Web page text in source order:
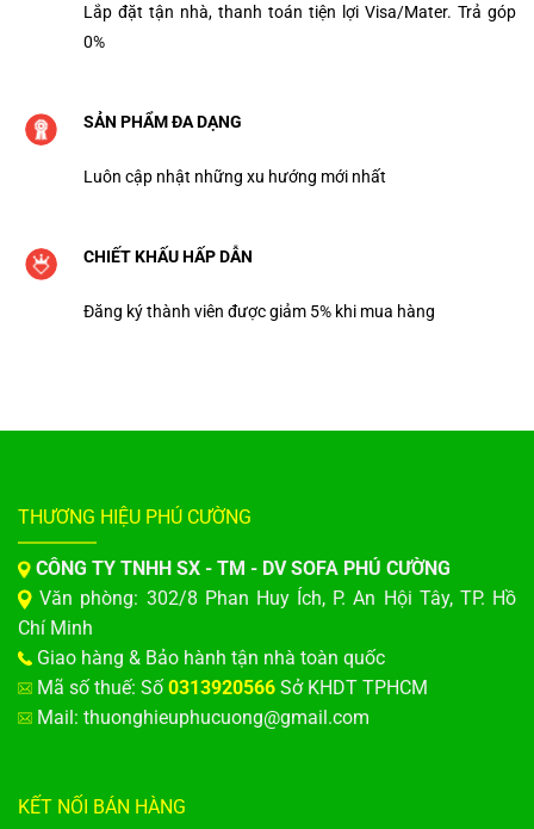
Lắp đặt tận nhà, thanh toán tiện lợi Visa/Mater. Trả góp
0%
SẢN PHẨM ĐA DẠNG
Luôn cập nhật những xu hướng mới nhất
CHIẾT KHẤU HẤP DẪN
Đăng ký thành viên được giảm 5% khi mua hàng
THƯƠNG HIỆU PHÚ CƯỜNG
CÔNG TY TNHH SX - TM - DV SOFA PHÚ CƯỜNG
Văn phòng: 302/8 Phan Huy Ích, P. An Hội Tây, TP. Hồ
Chí Minh
Giao hàng & Bảo hành tận nhà toàn quốc
Mã số thuế: Số0313920566 Sở KHDT TPHCM
Mail: thuonghieuphucuong@gmail.com
KẾT NỐI BÁN HÀNG